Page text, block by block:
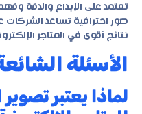
تعتمد على الإبداع والدقة
صور احترافية تساعد الشركات
نتائج أقوى في المتاجر
الأسئلة
لماذا يعتبر